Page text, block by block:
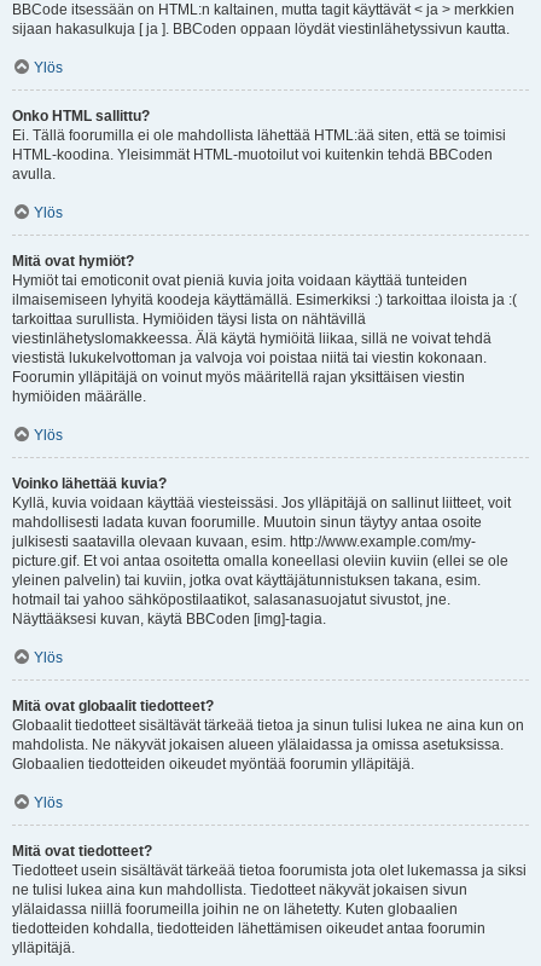
BBCode itsessään on HTML:n kaltainen, mutta tagit käyttävät < ja > merkkien
sijaan hakasulkuja [ ja ]. BBCoden oppaan löydät viestinlähetyssivun kautta.
Ylös
Onko HTML sallittu?
Ei. Tällä foorumilla ei ole mahdollista lähettää HTML:ää siten, että se toimisi
HTML-koodina. Yleisimmät HTML-muotoilut voi kuitenkin tehdä BBCoden
avulla.
Ylös
Mitä ovat hymiöt?
Hymiöt tai emoticonit ovat pieniä kuvia joita voidaan käyttää tunteiden
ilmaisemiseen lyhyitä koodeja käyttämällä. Esimerkiksi :) tarkoittaa iloista ja :(
tarkoittaa surullista. Hymiöiden täysi lista on nähtävillä
viestinlähetyslomakkeessa. Älä käytä hymiöitä liikaa, sillä ne voivat tehdä
viestistä lukukelvottoman ja valvoja voi poistaa niitä tai viestin kokonaan.
Foorumin ylläpitäjä on voinut myös määritellä rajan yksittäisen viestin
hymiöiden määrälle.
Ylös
Voinko lähettää kuvia?
Kyllä, kuvia voidaan käyttää viesteissäsi. Jos ylläpitäjä on sallinut liitteet, voit
mahdollisesti ladata kuvan foorumille. Muutoin sinun täytyy antaa osoite
julkisesti saatavilla olevaan kuvaan, esim. http://www.example.com/my-
picture.gif. Et voi antaa osoitetta omalla koneellasi oleviin kuviin (ellei se ole
yleinen palvelin) tai kuviin, jotka ovat käyttäjätunnistuksen takana, esim.
hotmail tai yahoo sähköpostilaatikot, salasanasuojatut sivustot, jne.
Näyttääksesi kuvan, käytä BBCoden [img]-tagia.
Ylös
Mitä ovat globaalit tiedotteet?
Globaalit tiedotteet sisältävät tärkeää tietoa ja sinun tulisi lukea ne aina kun on
mahdolista. Ne näkyvät jokaisen alueen ylälaidassa ja omissa asetuksissa.
Globaalien tiedotteiden oikeudet myöntää foorumin ylläpitäjä.
Ylös
Mitä ovat tiedotteet?
Tiedotteet usein sisältävät tärkeää tietoa foorumista jota olet lukemassa ja siksi
ne tulisi lukea aina kun mahdollista. Tiedotteet näkyvät jokaisen sivun
ylälaidassa niillä foorumeilla joihin ne on lähetetty. Kuten globaalien
tiedotteiden kohdalla, tiedotteiden lähettämisen oikeudet antaa foorumin
ylläpitäjä.